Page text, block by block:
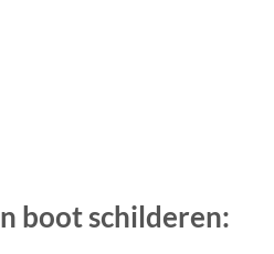
boot schilderen: